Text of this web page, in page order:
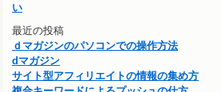
い
最近の投稿
ｄマガジンのパソコンでの操作方法
dマガジン
サイト型アフィリエイトの情報の集め方